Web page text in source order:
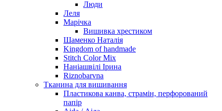
Люди
Леля
Марічка
Вишивка хрестиком
Шаменко Наталія
Kingdom of handmade
Stitch Color Mix
Наніашвілі Ірина
Riznobarvna
Тканина для вишивання
Пластикова канва, страмін, перфорований
папір